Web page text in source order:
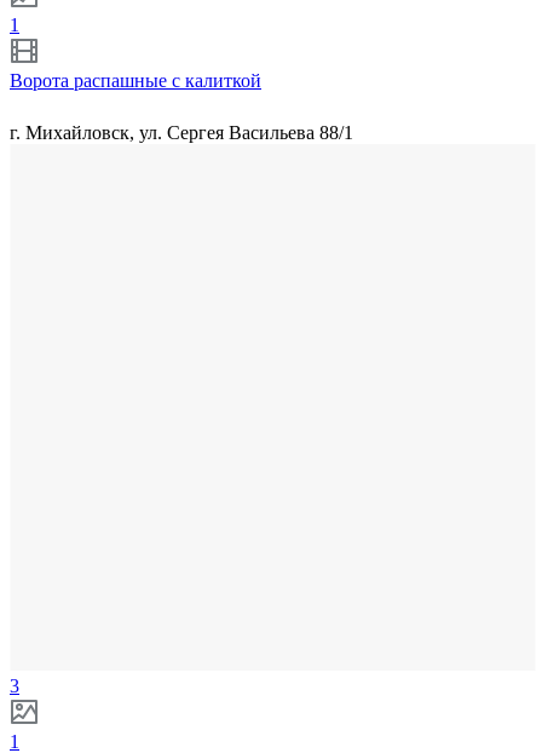
1
Ворота распашные с калиткой
г. Михайловск, ул. Сергея Васильева 88/1
3
1